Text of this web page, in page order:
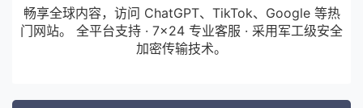
畅享全球内容，访问 ChatGPT、TikTok、Google 等热
门网站。 全平台支持 · 7×24 专业客服 · 采用军工级安全
加密传输技术。